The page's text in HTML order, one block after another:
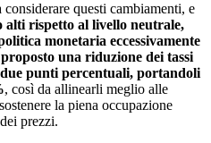
considerare questi cambiamenti, e
alti rispetto al livello neutrale,
monetaria eccessivamente
proposto una riduzione dei tassi
punti percentuali, portandoli
, così da allinearli meglio alle
la piena occupazione
prezzi.